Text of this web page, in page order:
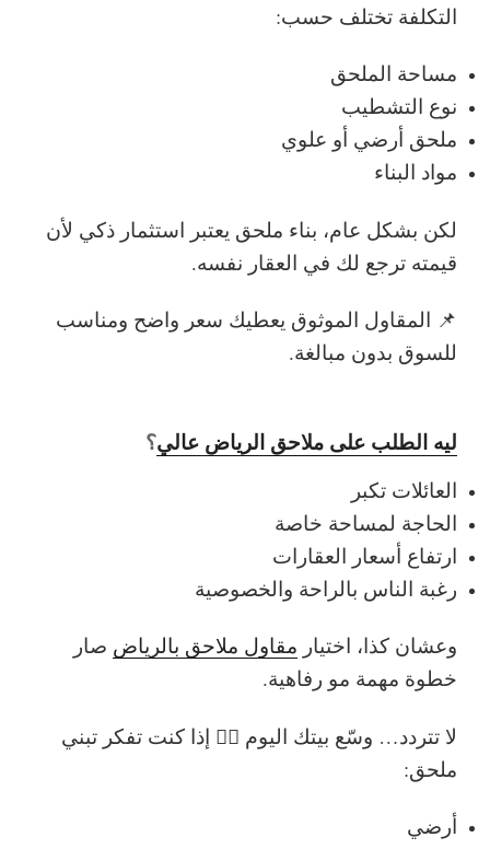
التكلفة تختلف حسب:
مساحة الملحق
نوع التشطيب
ملحق أرضي أو علوي
مواد البناء
لكن بشكل عام، بناء ملحق يعتبر استثمار ذكي لأن
قيمته ترجع لك في العقار نفسه.
📌 المقاول الموثوق يعطيك سعر واضح ومناسب
للسوق بدون مبالغة.
ليه الطلب على ملاحق الرياض عالي؟
العائلات تكبر
الحاجة لمساحة خاصة
ارتفاع أسعار العقارات
رغبة الناس بالراحة والخصوصية
وعشان كذا، اختيار مقاول ملاحق بالرياض صار
خطوة مهمة مو رفاهية.
لا تتردد… وسّع بيتك اليوم 👷‍♂️ إذا كنت تفكر تبني
ملحق:
أرضي